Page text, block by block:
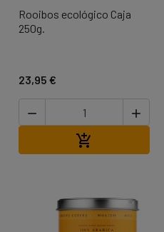
Rooibos ecológico Caja
250g.
23,95 €
 
